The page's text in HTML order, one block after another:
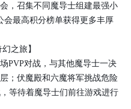
，召集不同魔导士组建最强小
会最高积分榜单获得更多丰厚
之旅】
PVP对战，与其他魔导士一决
；伏魔殿和六魔将军挑战危险
等待着魔导士们前往游戏进行